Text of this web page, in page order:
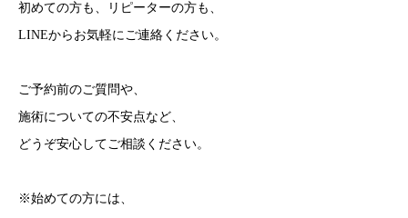
初めての方も、リピーターの方も、
LINEからお気軽にご連絡ください。
ご予約前のご質問や、
施術についての不安点など、
どうぞ安心してご相談ください。
※始めての方には、